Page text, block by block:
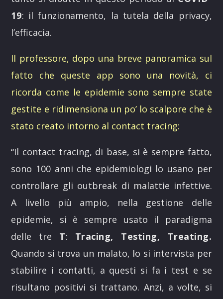
19: il funzionamento, la tutela della privacy,
l’efficacia.
Il professore, dopo una breve panoramica sul
fatto che queste app sono una novità, ci
ricorda come le epidemie sono sempre state
gestite e ridimensiona un po’ lo scalpore che è
stato creato intorno al contact tracing:
“Il contact tracing, di base, si è sempre fatto,
sono 100 anni che epidemiologi lo usano per
controllare gli outbreak di malattie infettive.
A livello più ampio, nella gestione delle
epidemie, si è sempre usato il paradigma
delle tre T: Tracing, Testing, Treating.
Quando si trova un malato, lo si intervista per
stabilire i contatti, a questi si fa i test e se
risultano positivi si trattano. Anzi, a volte, si